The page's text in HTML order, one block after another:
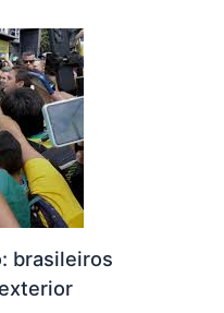
brasileiros